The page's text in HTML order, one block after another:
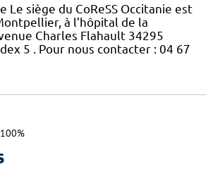
siège du CoReSS Occitanie est
à l’hôpital de la
Charles Flahault 34295
5 . Pour nous contacter : 04 67
100%